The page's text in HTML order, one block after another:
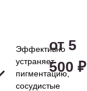
Эффективно
устраняет
пигментацию,
сосудистые
от 5
500 ₽